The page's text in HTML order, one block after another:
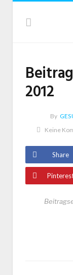
2012
By
Keine
Share